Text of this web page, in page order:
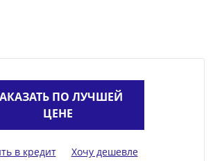
ПО ЛУЧШЕЙ
ЦЕНЕ
в кредит Хочу дешевле